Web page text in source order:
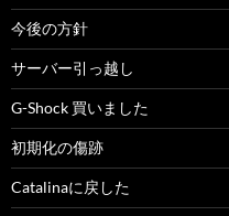
今後の方針
サーバー引っ越し
G-Shock 買いました
初期化の傷跡
Catalinaに戻した